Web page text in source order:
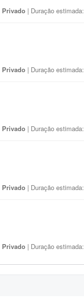
Privado | Duração estimada:
Privado | Duração estimada:
Privado | Duração estimada:
Privado | Duração estimada:
Privado | Duração estimada: